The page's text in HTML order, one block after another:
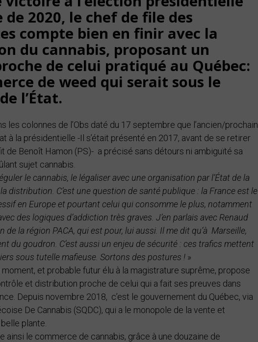
2020, le chef de file des
compte bien en finir avec la
du cannabis, proposant un
de celui pratiqué au Québec:
de weed qui serait sous le
l’État.
les colonnes de l’Obs daté du 17 septembre que l’ancien/prochain
à la présidentielle -Il s’était présenté en 2017, avant de se retirer
de Benoît Hamon (PS)- a précisé sans détours ni ambiguïté sa
sujet cannabis.
le cannabis, le légaliser avec une organisation par l’État de la
distribution. C’est une question de santé publique : la France est le
en Europe et pourtant celui qui consomme le plus, notamment
des logiques d’addiction très graves. J’en parlais avec Renaud
de la région PACA, qui est pour, lui aussi. Il me dit qu’à Marseille,
du goudron. C’est aussi un enjeu de sécurité : ces trafics mettent
sous tutelle mafieuse. Sortons des postures !»
moment, et probable futur élu à la magistrature suprême, propose
et distribution proche de celui qui a fait ses preuves dans
Depuis novembre 2018, c’est le gouvernement du Québec, via
De Cannabis (SQDC), qui a le monopole de la vente et
plante.
ainsi le commerce de cannabis, grâce à une douzaine de